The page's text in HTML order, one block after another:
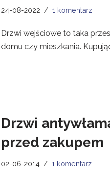
24-08-2022 1 komentarz
Drzwi wejściowe to taka
domu czy mieszkania.
Drzwi
przed zakupem
02-06-2014 1 komentarz